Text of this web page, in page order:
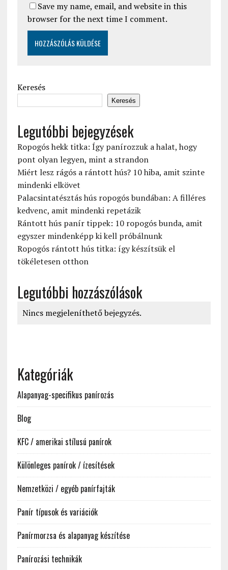
Save my name, email, and website in this
browser for the next time I comment.
Keresés
Keresés
Legutóbbi bejegyzések
Ropogós hekk titka: Így panírozzuk a halat, hogy
pont olyan legyen, mint a strandon
Miért lesz rágós a rántott hús? 10 hiba, amit szinte
mindenki elkövet
Palacsintatésztás hús ropogós bundában: A filléres
kedvenc, amit mindenki repetázik
Rántott hús panír tippek: 10 ropogós bunda, amit
egyszer mindenképp ki kell próbálnunk
Ropogós rántott hús titka: így készítsük el
tökéletesen otthon
Legutóbbi hozzászólások
Nincs megjeleníthető bejegyzés.
Kategóriák
Alapanyag-specifikus panírozás
Blog
KFC / amerikai stílusú panírok
Különleges panírok / ízesítések
Nemzetközi / egyéb panírfajták
Panír típusok és variációk
Panírmorzsa és alapanyag készítése
Panírozási technikák